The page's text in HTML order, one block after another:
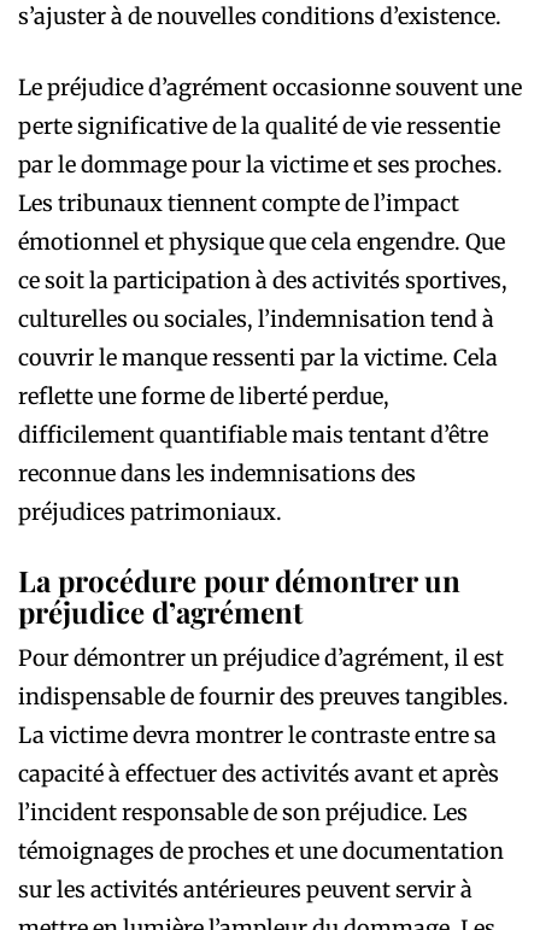
s’ajuster à de nouvelles conditions d’existence.
Le préjudice d’agrément occasionne souvent une
perte significative de la qualité de vie ressentie
par le dommage pour la victime et ses proches.
Les tribunaux tiennent compte de l’impact
émotionnel et physique que cela engendre. Que
ce soit la participation à des activités sportives,
culturelles ou sociales, l’indemnisation tend à
couvrir le manque ressenti par la victime. Cela
reflette une forme de liberté perdue,
difficilement quantifiable mais tentant d’être
reconnue dans les indemnisations des
préjudices patrimoniaux.
La procédure pour démontrer un
préjudice d’agrément
Pour démontrer un préjudice d’agrément, il est
indispensable de fournir des preuves tangibles.
La victime devra montrer le contraste entre sa
capacité à effectuer des activités avant et après
l’incident responsable de son préjudice. Les
témoignages de proches et une documentation
sur les activités antérieures peuvent servir à